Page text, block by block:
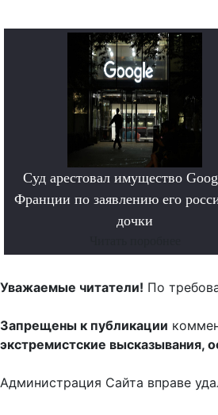
Суд арестовал имущество
Франции по заявлению его
дочки
Уважаемые читатели! По
Запрещены к публикации
экстремистские высказывания,
Администрация Сайта вправе